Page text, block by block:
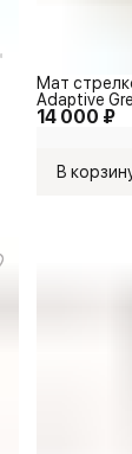
14 000 ₽
Мат
Adaptive
В